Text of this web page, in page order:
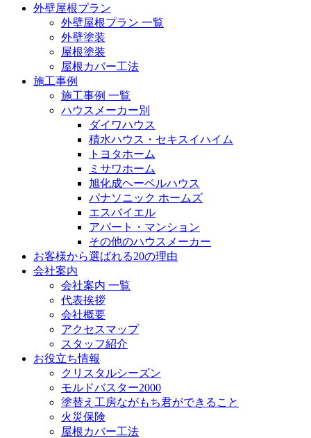
外壁屋根プラン
外壁屋根プラン 一覧
外壁塗装
屋根塗装
屋根カバー工法
施工事例
施工事例 一覧
ハウスメーカー別
ダイワハウス
積水ハウス・セキスイハイム
トヨタホーム
ミサワホーム
旭化成ヘーベルハウス
パナソニック ホームズ
エスバイエル
アパート・マンション
その他のハウスメーカー
お客様から選ばれる20の理由
会社案内
会社案内 一覧
代表挨拶
会社概要
アクセスマップ
スタッフ紹介
お役立ち情報
クリスタルシーズン
モルドバスター2000
塗替え工房ながもち君ができること
火災保険
屋根カバー工法